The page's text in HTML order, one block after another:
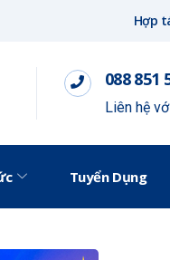
Hợp
088 851
Liên hệ
Tuyển Dụng